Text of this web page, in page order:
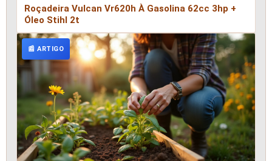
Roçadeira Vulcan Vr620h À Gasolina 62cc 3hp +
Óleo Stihl 2t
📰 ARTIGO